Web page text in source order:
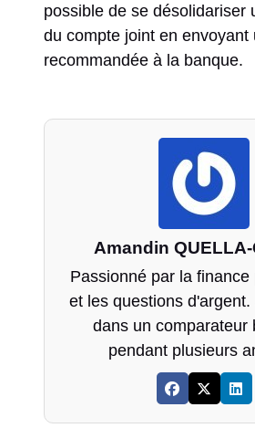
possible de se désolidariser
du compte joint en envoyant
recommandée à la banque.
Amandin QUELLA-
Passionné par la finance
et les questions d'argent.
dans un comparateur
pendant plusieurs